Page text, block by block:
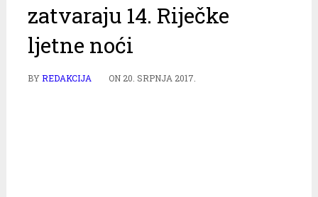
zatvaraju 14. Riječke
ljetne noći
BYREDAKCIJA ON 20. SRPNJA 2017.